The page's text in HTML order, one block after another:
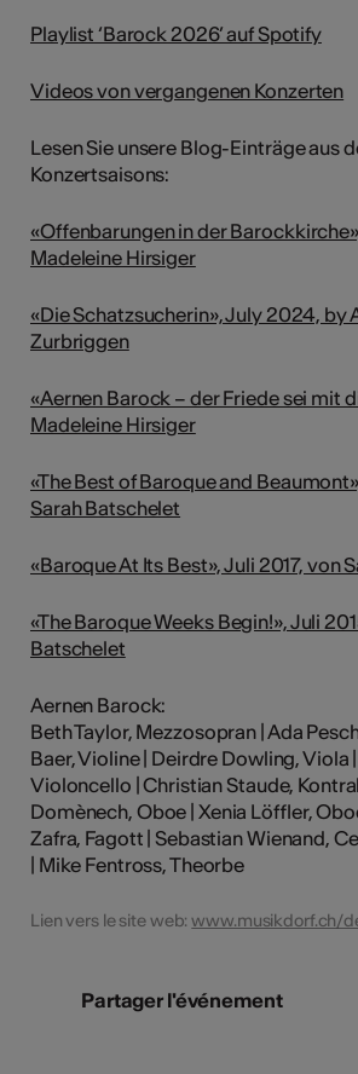
Playlist ‘Barock 2026’ auf Spotify
Videos von vergangenen Konzerten
Lesen Sie unsere Blog-Einträge aus
Konzertsaisons:
«Offenbarungen in der
Madeleine Hirsiger
«Die Schatzsucherin», July 2024, by
Zurbriggen
«Aernen Barock – der Friede sei mit
Madeleine Hirsiger
«The Best of Baroque and
Sarah Batschelet
«Baroque At Its Best», Juli 2017, von
«The Baroque Weeks Begin!», Juli
Batschelet
Aernen Barock:
Beth Taylor, Mezzosopran | Ada
Baer, Violine | Deirdre Dowling, Viola
Violoncello | Christian Staude,
Domènech, Oboe | Xenia Löffler,
Zafra, Fagott | Sebastian Wienand,
| Mike Fentross, Theorbe
Lien vers le site web:www.musikdorf.ch/
Partager l'événement